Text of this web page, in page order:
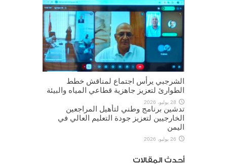
الشرجبي يرأس اجتماع لمناقش خطط
الطوارئ لتعزيز جاهزية قطاعي المياه والبيئة
28 يوليو، 2026
تدشين برنامج وطني لتأهيل المراجعين
الخارجيين لتعزيز جودة التعليم العالي في
اليمن
26 يوليو، 2026
أحدث المقالات